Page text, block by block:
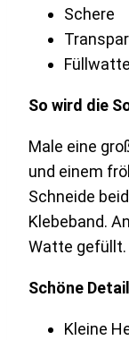
Schere
Füllwatte
So wird die
Male eine
und einem
Schneide
Klebeband.
Watte gefüllt.
Schöne
Kleine